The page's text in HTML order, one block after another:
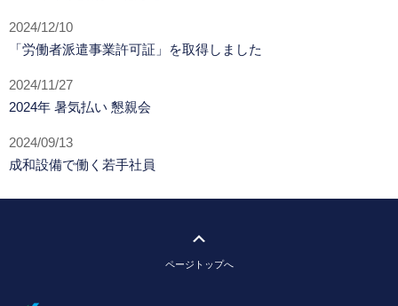
2024/12/10
「労働者派遣事業許可証」を取得しました
2024/11/27
2024年 暑気払い 懇親会
2024/09/13
成和設備で働く若手社員
ページトップへ